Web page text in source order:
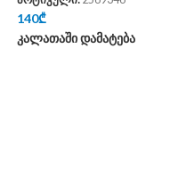
140₾
კალათაში დამატება